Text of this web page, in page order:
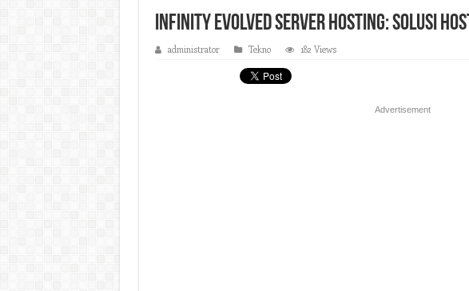
Infinity Evolved Server Hosting: Solusi
administrator Tekno 182 Views
Advertisement